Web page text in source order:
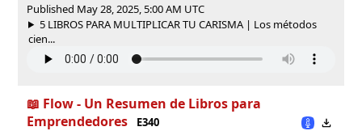
Published May 28, 2025, 5:00 AM UTC
5 LIBROS PARA MULTIPLICAR TU CARISMA | Los métodos
cien...
📖 Flow - Un Resumen de Libros para
Emprendedores
E340